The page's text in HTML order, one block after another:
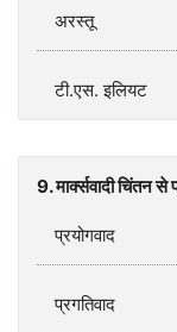
अरस्तू
टी.एस. इलियट
9. मार्क्सवादी चिंतन से
प्रयोगवाद
प्रगतिवाद